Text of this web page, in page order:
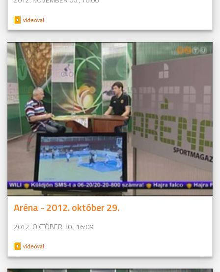
Aréna - 2012. október 29.
2012. OKTÓBER 30., 16:09